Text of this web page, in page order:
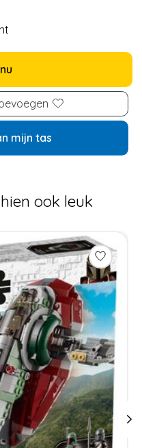
mijn tas
ook leuk